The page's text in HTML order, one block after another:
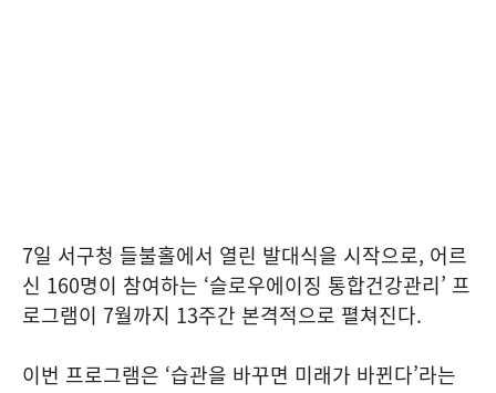
7일 서구청 들불홀에서 열린 발대식을 시작으로, 어르
신 160명이 참여하는 ‘슬로우에이징 통합건강관리’ 프
로그램이 7월까지 13주간 본격적으로 펼쳐진다.
이번 프로그램은 ‘습관을 바꾸면 미래가 바뀐다’라는